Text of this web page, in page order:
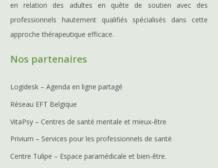
en relation des adultes en quête de soutien avec des
professionnels hautement qualifiés spécialisés dans cette
approche thérapeutique efficace.
Nos partenaires
Logidesk – Agenda en ligne partagé
Réseau EFT Belgique
VitaPsy – Centres de santé mentale et mieux-être
Privium – Services pour les professionnels de santé
Centre Tulipe – Espace paramédicale et bien-être.